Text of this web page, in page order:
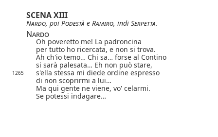
SCENA XIII
Nardo, poi Podestà e Ramiro, indi Serpetta.
Nardo
Oh poveretto me! La padroncina
per tutto ho ricercata, e non si trova.
Ah ch'io temo… Chi sa… forse al Contino
si sarà palesata… Eh non può stare,
1265
s'ella stessa mi diede ordine espresso
di non scoprirmi a lui…
Ma qui gente ne viene, vo' celarmi.
Se potessi indagare…